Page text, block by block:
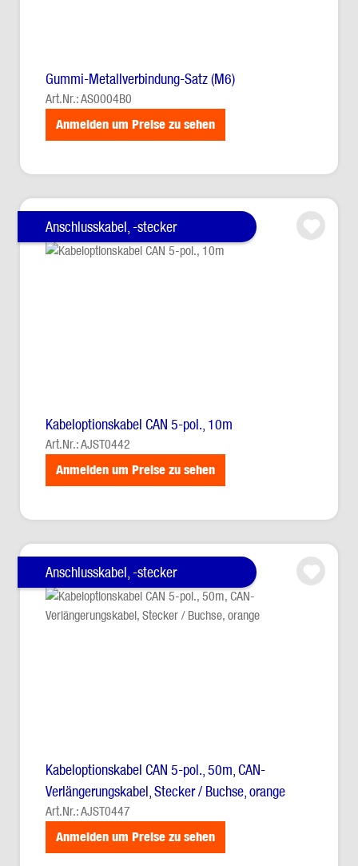
Gummi-Metallverbindung-Satz (M6)
Art.Nr.: AS0004B0
Anmelden um Preise zu sehen
Anschlusskabel, -stecker
Kabeloptionskabel CAN 5-pol., 10m
Art.Nr.: AJST0442
Anmelden um Preise zu sehen
Anschlusskabel, -stecker
Kabeloptionskabel CAN 5-pol., 50m, CAN-
Verlängerungskabel, Stecker / Buchse, orange
Art.Nr.: AJST0447
Anmelden um Preise zu sehen